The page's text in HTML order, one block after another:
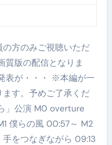
版の配信となりま
表が・・・ ※本編が一
す。予めご了承くだ
」公演 M0 overture
僕らの風 00:57～ M2
をつなぎながら 09:13